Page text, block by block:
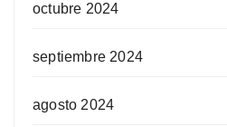
octubre 2024
septiembre 2024
agosto 2024